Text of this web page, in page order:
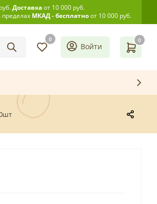
Доставкаот 10 000 руб.
пределах МКАД - бесплатноот 10 000 руб.
0 0
Войти